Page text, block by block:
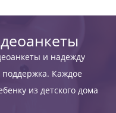
и надежду
Каждое
из детского дома